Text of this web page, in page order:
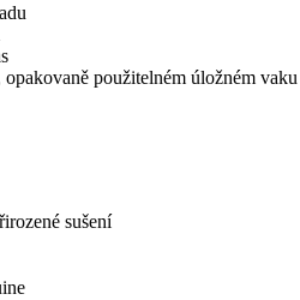
použitelném úložném vaku
sušení